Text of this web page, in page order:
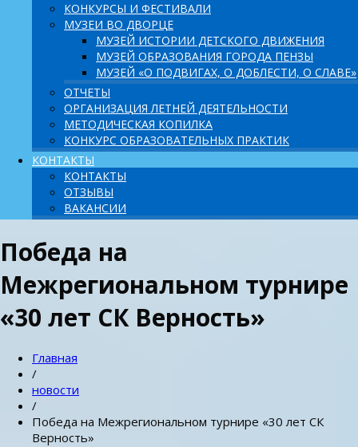
КОНКУРСЫ И ФЕСТИВАЛИ
МУЗЕИ ВО ДВОРЦЕ
МУЗЕЙ ИСТОРИИ ДЕТСКОГО ДВИЖЕНИЯ
МУЗЕЙ ОБРАЗОВАНИЯ ГОРОДА ПЕНЗЫ
МУЗЕЙ «О ПОДВИГАХ, О ДОБЛЕСТИ, О СЛАВЕ»
ОТЧЕТЫ
ОРГАНИЗАЦИЯ ЛЕТНЕЙ ДЕЯТЕЛЬНОСТИ
МЕТОДИЧЕСКАЯ КОПИЛКА
КОНКУРС ОБРАЗОВАТЕЛЬНЫХ ПРАКТИК
КОНТАКТЫ
КОНТАКТЫ
ОТЗЫВЫ
ВАКАНСИИ
Победа на
Межрегиональном турнире
«30 лет СК Верность»
Главная
/
новости
/
Победа на Межрегиональном турнире «30 лет СК
Верность»